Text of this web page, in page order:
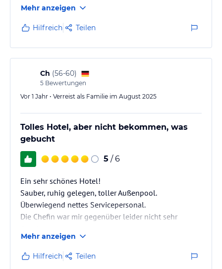
Mehr anzeigen
Hilfreich Teilen
Ch (56-60)
5 Bewertungen
Vor 1 Jahr • Verreist als Familie im August 2025
Tolles Hotel, aber nicht bekommen, was
gebucht
5 / 6
Ein sehr schönes Hotel!
Sauber, ruhig gelegen, toller Außenpool.
Überwiegend nettes Servicepersonal.
Die Chefin war mir gegenüber leider nicht sehr
überhaupt nicht gehört und beachtet. So etwas geht
meiner Meinung nach gar nicht.
Mehr anzeigen
Hilfreich Teilen